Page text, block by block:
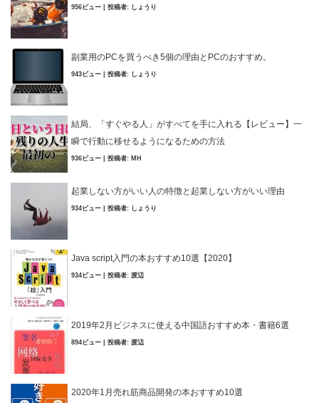
956ビュー 投稿者: しょうり
副業用のPCを買うべき5個の理由とPCのおすすめ。
943ビュー 投稿者: しょうり
結局、「すぐやる人」がすべてを手に入れる【レビュー】一
瞬で行動に移せるようになるための方法
936ビュー 投稿者: MH
起業しない方がいい人の特徴と起業しない方がいい理由
934ビュー 投稿者: しょうり
Java script入門の本おすすめ10選【2020】
934ビュー 投稿者: 渡辺
2019年2月ビジネスに使える中国語おすすめ本・書籍6選
894ビュー 投稿者: 渡辺
2020年1月売れ筋商品開発の本おすすめ10選